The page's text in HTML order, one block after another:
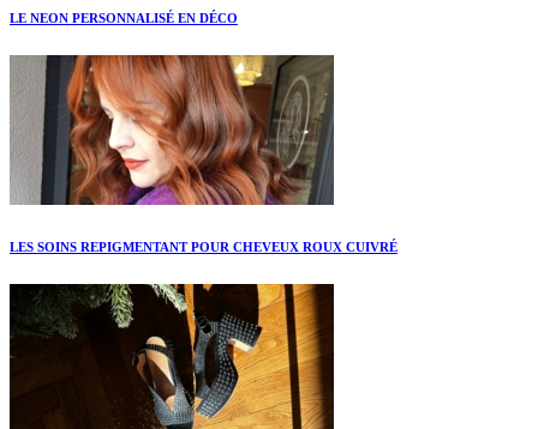
LE NEON PERSONNALISÉ EN DÉCO
LES SOINS REPIGMENTANT POUR CHEVEUX ROUX CUIVRÉ